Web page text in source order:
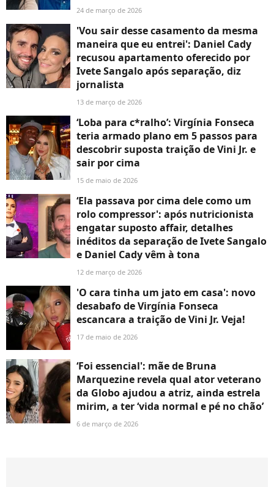
24 de março de 2026
'Vou sair desse casamento da mesma
maneira que eu entrei': Daniel Cady
recusou apartamento oferecido por
Ivete Sangalo após separação, diz
jornalista
13 de março de 2026
‘Loba para c*ralho’: Virgínia Fonseca
teria armado plano em 5 passos para
descobrir suposta traição de Vini Jr. e
sair por cima
15 de maio de 2026
‘Ela passava por cima dele como um
rolo compressor': após nutricionista
engatar suposto affair, detalhes
inéditos da separação de Ivete Sangalo
e Daniel Cady vêm à tona
12 de março de 2026
'O cara tinha um jato em casa': novo
desabafo de Virgínia Fonseca
escancara a traição de Vini Jr. Veja!
17 de maio de 2026
‘Foi essencial': mãe de Bruna
Marquezine revela qual ator veterano
da Globo ajudou a atriz, ainda estrela
mirim, a ter ‘vida normal e pé no chão’
6 de março de 2026